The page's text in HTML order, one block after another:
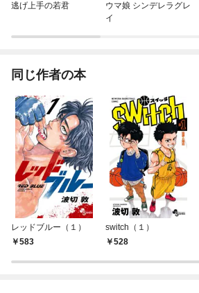
逃げ上手の若君
ウマ娘 シンデレラグレ
イ
同じ作者の本
レッドブルー（１）
583
switch（１）
528